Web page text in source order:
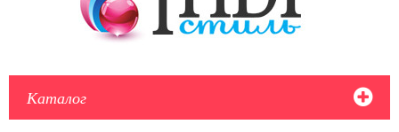
Каталог